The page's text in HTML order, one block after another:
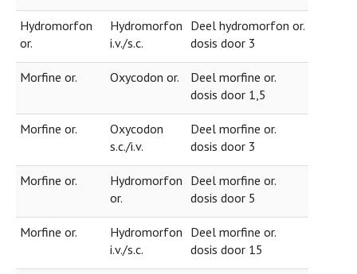
Hydromorfon
or.
Hydromorfon
i.v./s.c.
Deel hydromorfon or.
dosis door 3
Morfine or. Oxycodon or.
Deel morfine or.
dosis door 1,5
Morfine or.
Oxycodon
s.c./i.v.
Deel morfine or.
dosis door 3
Morfine or.
Hydromorfon
or.
Deel morfine or.
dosis door 5
Morfine or.
Hydromorfon
i.v./s.c.
Deel morfine or.
dosis door 15